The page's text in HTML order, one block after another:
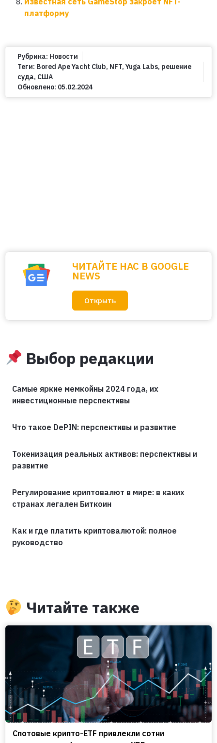
платформу
Рубрика: Новости
Теги: Bored Ape Yacht Club, NFT, Yuga Labs, решение
суда, США
Обновлено: 05.02.2024
ЧИТАЙТЕ НАС В GOOGLE
NEWS
Открыть
Выбор редакции
Самые яркие мемкойны 2024 года, их
инвестиционные перспективы
Что такое DePIN: перспективы и развитие
Токенизация реальных активов: перспективы и
развитие
Регулирование криптовалют в мире: в каких
странах легален Биткоин
Как и где платить криптовалютой: полное
руководство
Читайте также
Спотовые крипто-ETF привлекли сотни